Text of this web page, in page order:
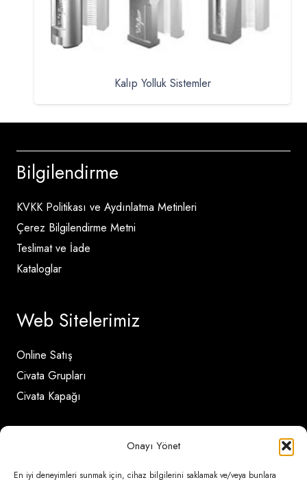
Onayı Yönet
En iyi deneyimleri sunmak için, cihaz bilgilerini saklamak ve/veya bunlara
Kalıp Yolluk Sistemler
Bilgilendirme
KVKK Politikası ve Aydınlatma Metinleri
Çerez Bilgilendirme Metni
Teslimat ve İade
Kataloglar
Web Sitelerimiz
Online Satış
Civata Grupları
Civata Kapağı
İletişim Detayları